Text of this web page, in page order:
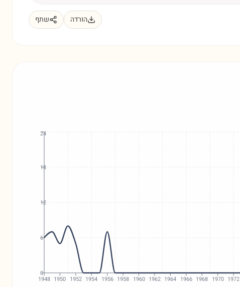
הורדה שתף
1948 1950 1952 1954 1956 1958 1960 1962 1964 1966 1968 1970 1972
0
6
12
18
24